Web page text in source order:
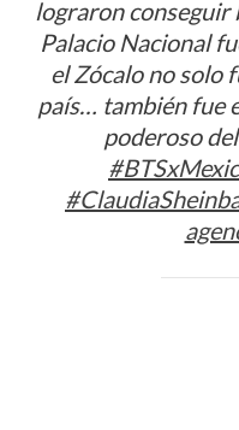
lograron conseguir
Palacio Nacional
el Zócalo no solo
país… también fue
poderoso